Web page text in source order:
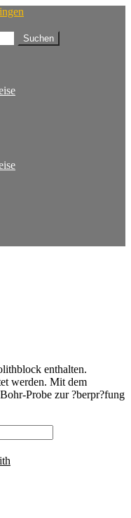
Suchen
enthalten.
werden. Mit dem
Probe zur ?berpr?fung